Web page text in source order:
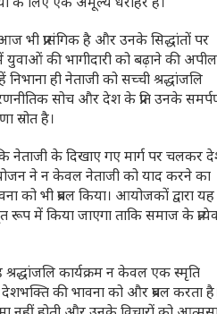
भी प्रासंगिक है और उनके सिद्धांतों पर
की भागीदारी को बढ़ाने की अपील
ही नेताजी को सच्ची श्रद्धांजलि
रणनीतिक सोच और देश के प्रति उनके
स्रोत है।
के दिखाए गए मार्ग पर चलकर
ने न केवल नेताजी को याद करने का
को भी प्रबल किया। आयोजकों द्वारा यह
में किया जाएगा ताकि समाज के
कार्यक्रम न केवल एक स्मृति
की भावना को और प्रबल करता